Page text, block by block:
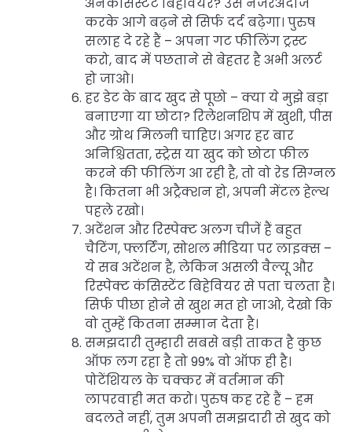
करके आगे बढ़ने से सिर्फ दर्द बढ़ेगा। पुरुष
सलाह दे रहे हैं – अपना गट फीलिंग ट्रस्ट
करो, बाद में पछताने से बेहतर है अभी अलर्ट
हो जाओ।
हर डेट के बाद खुद से पूछो – क्या ये मुझे बड़ा
बनाएगा या छोटा? रिलेशनशिप में खुशी, पीस
और ग्रोथ मिलनी चाहिए। अगर हर बार
अनिश्चितता, स्ट्रेस या खुद को छोटा फील
करने की फीलिंग आ रही है, तो वो रेड सिग्नल
है। कितना भी अट्रैक्शन हो, अपनी मेंटल हेल्थ
पहले रखो।
अटेंशन और रिस्पेक्ट अलग चीजें हैं बहुत
चैटिंग, फ्लर्टिंग, सोशल मीडिया पर लाइक्स –
ये सब अटेंशन है, लेकिन असली वैल्यू और
रिस्पेक्ट कंसिस्टेंट बिहेवियर से पता चलता है।
सिर्फ पीछा होने से खुश मत हो जाओ, देखो कि
वो तुम्हें कितना सम्मान देता है।
समझदारी तुम्हारी सबसे बड़ी ताकत है कुछ
ऑफ लग रहा है तो 99% वो ऑफ ही है।
पोटेंशियल के चक्कर में वर्तमान की
लापरवाही मत करो। पुरुष कह रहे हैं – हम
बदलते नहीं, तुम अपनी समझदारी से खुद को